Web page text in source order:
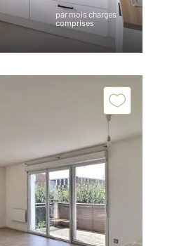
par mois charges
comprises